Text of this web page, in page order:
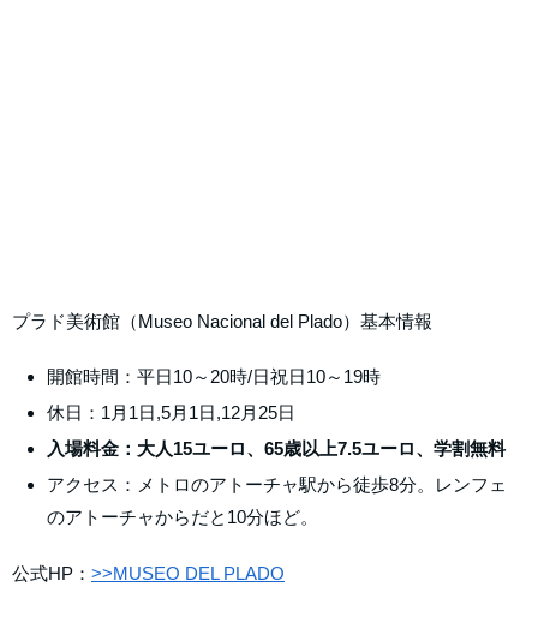
プラド美術館（Museo Nacional del Plado）基本情報
開館時間：平日10～20時/日祝日10～19時
休日：1月1日,5月1日,12月25日
入場料金：大人15ユーロ、65歳以上7.5ユーロ、学割無料
アクセス：メトロのアトーチャ駅から徒歩8分。レンフェ
のアトーチャからだと10分ほど。
公式HP： >>MUSEO DEL PLADO